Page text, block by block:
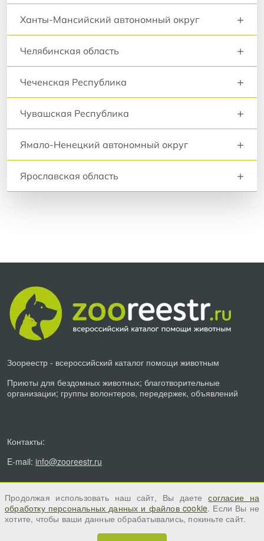
Ханты-Мансийский автономный округ +
Челябинская область +
Чеченская Республика +
Чувашская Республика +
Ямало-Ненецкий автономный округ +
Ярославская область +
Зоореестр - всероссийский каталог помощи животным
Приюты для бездомных животных; благотворительные
организации; группы волонтеров, передержек, объявлений
Контакты:
E-mail: info@zooreestr.ru
Продолжая использовать наш сайт, Вы даетесогласие на
обработку персональных данных и файлов cookie. Если Вы не
хотите, чтобы ваши данные обрабатывались, покиньте сайт.